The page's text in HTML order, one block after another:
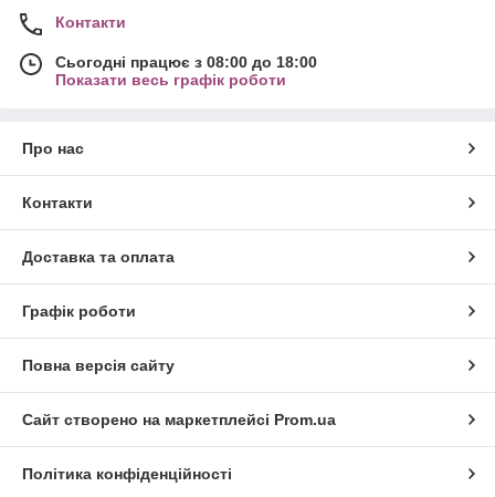
Контакти
Сьогодні працює з 08:00 до 18:00
Показати весь графік роботи
Про нас
Контакти
Доставка та оплата
Графік роботи
Повна версія сайту
Сайт створено на маркетплейсі Prom.ua
Політика конфіденційності